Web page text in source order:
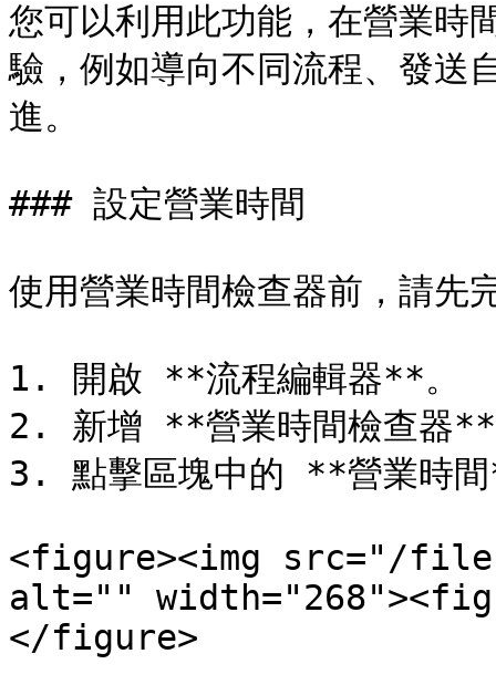
您可以利用此功能，在營業時
驗，例如導向不同流程、發送
進。
### 設定營業時間
使用營業時間檢查器前，請先
1. 開啟 **流程編輯器**。
2. 新增 **營業時間檢查器
3. 點擊區塊中的 **營業時
<figure><img src="/files/
alt=""
</figure>